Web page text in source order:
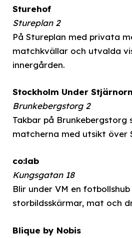
Sturehof
Stureplan 2
På Stureplan med privata
matchkvällar och utvalda
innergården.
Stockholm Under
Brunkebergstorg 2
Takbar på Brunkebergstorg
matcherna med utsikt över
co:lab
Kungsgatan 18
Blir under VM en
storbildsskärmar, mat och
Blique by Nobis